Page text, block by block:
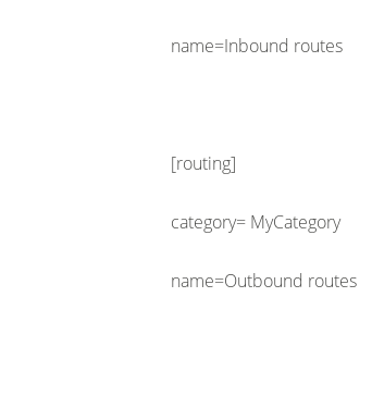
name=Inbound routes
[routing]
category= MyCategory
name=Outbound routes